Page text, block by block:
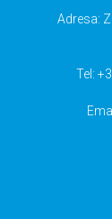
Adresa:
Tel: